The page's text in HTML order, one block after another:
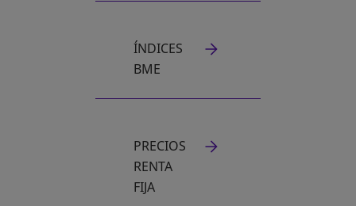
ÍNDICES
BME
PRECIOS
RENTA
FIJA